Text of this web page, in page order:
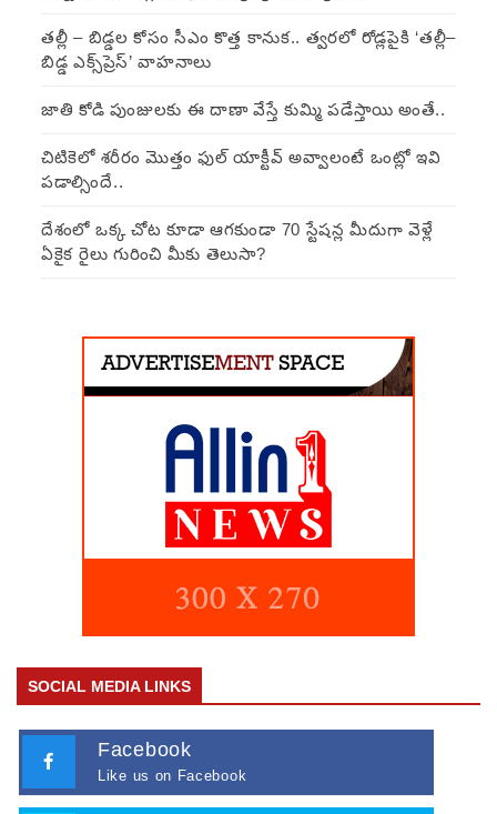
తల్లీ – బిడ్డల కోసం సీఎం కొత్త కానుక.. త్వరలో రోడ్లపైకి ‘తల్లీ–
బిడ్డ ఎక్స్‌ప్రెస్’ వాహనాలు
జాతి కోడి పుంజులకు ఈ దాణా వేస్తే కుమ్మి పడేస్తాయి అంతే..
చిటికెలో శరీరం మొత్తం ఫుల్ యాక్టీవ్ అవ్వాలంటే ఒంట్లో ఇవి
పడాల్సిందే..
దేశంలో ఒక్క చోట కూడా ఆగకుండా 70 స్టేషన్ల మీదుగా వెళ్లే
ఏకైక రైలు గురించి మీకు తెలుసా?
SOCIAL MEDIA LINKS
Facebook
Like us on Facebook